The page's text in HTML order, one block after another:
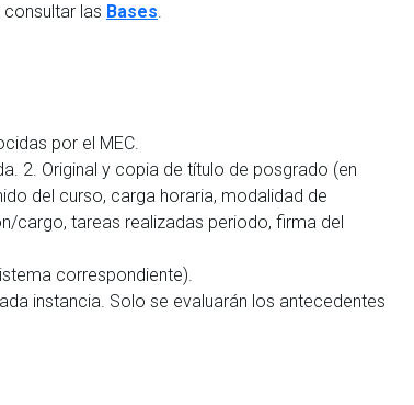
las Bases.
por el MEC.
2. Original y copia de título de posgrado (en
del curso, carga horaria, modalidad de
cargo, tareas realizadas periodo, firma del
correspondiente).
instancia. Solo se evaluarán los antecedentes